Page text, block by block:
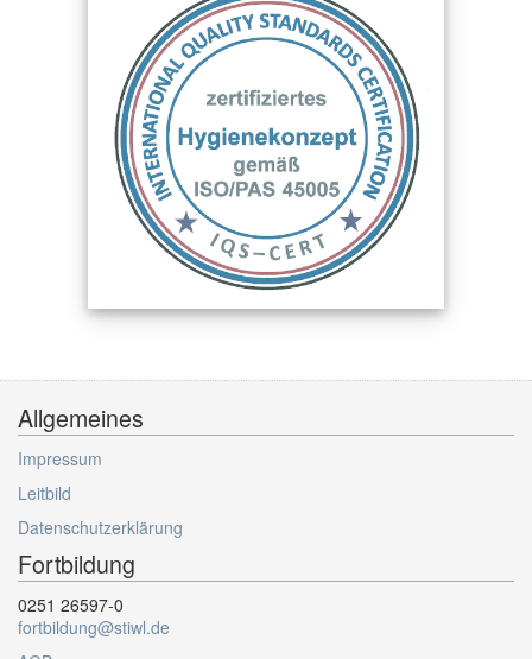
Allgemeines
Impressum
Leitbild
Datenschutzerklärung
Fortbildung
0251 26597-0
fortbildung@stiwl.de